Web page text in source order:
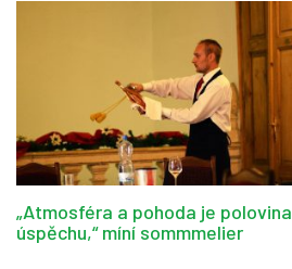
„Atmosféra a pohoda je polovina
úspěchu,“ míní sommmelier